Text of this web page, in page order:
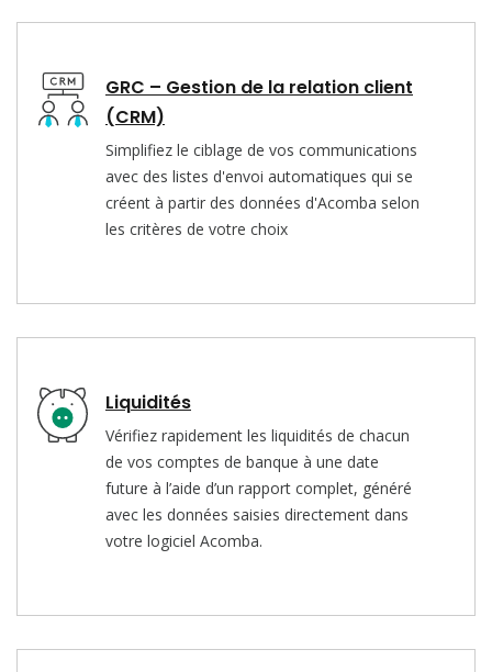
GRC – Gestion de la relation client
(CRM)
Simplifiez le ciblage de vos communications
avec des listes d'envoi automatiques qui se
créent à partir des données d'Acomba selon
les critères de votre choix
Liquidités
Vérifiez rapidement les liquidités de chacun
de vos comptes de banque à une date
future à l’aide d’un rapport complet, généré
avec les données saisies directement dans
votre logiciel Acomba.